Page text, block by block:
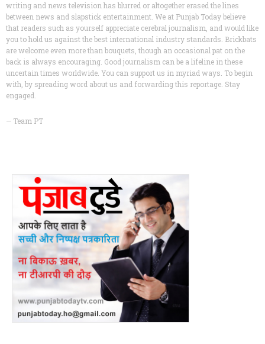
writing and news television has blurred or altogether erased the lines
between news and slapstick entertainment. We at Punjab Today believe
that readers such as yourself appreciate cerebral journalism, and would like
you to hold us against the best international industry standards. Brickbats
are welcome even more than bouquets, though an occasional pat on the
back is always encouraging. Good journalism can be a lifeline in these
uncertain times worldwide. You can support us in myriad ways. To begin
with, by spreading word about us and forwarding this reportage. Stay
engaged.
— Team PT